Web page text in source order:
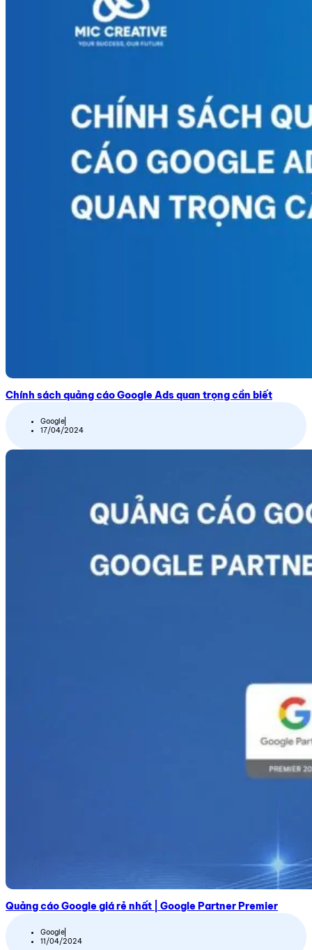
Chính sách quảng cáo Google Ads quan trọng cần biết
Google
17/04/2024
Quảng cáo Google giá rẻ nhất | Google Partner Premier
Google
11/04/2024